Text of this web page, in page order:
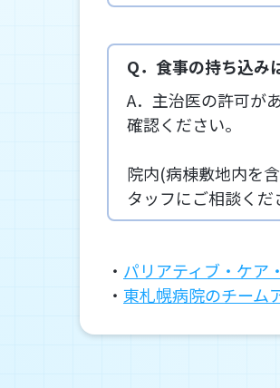
Q．食事の持ち込み
A．主治医の許可が
確認ください。
院内(病棟敷地内を
タッフにご相談くだ
・ パリアティブ・ケア
・ 東札幌病院のチーム